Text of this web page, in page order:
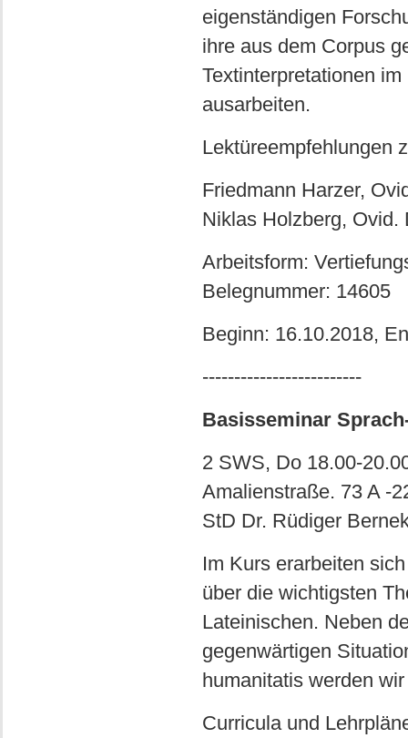
eigenständigen
ihre aus dem Corpus
Textinterpretationen
ausarbeiten.
Lektüreempfehlungen
Friedmann Harzer,
Niklas Holzberg, Ovid.
Arbeitsform:
Belegnummer: 14605
Beginn: 16.10.2018,
-------------------------
Basisseminar
2 SWS, Do 18.00-
Amalienstraße. 73 A -
StD Dr. Rüdiger
Im Kurs erarbeiten
über die wichtigsten
Lateinischen. Neben
gegenwärtigen
humanitatis werden
Curricula und